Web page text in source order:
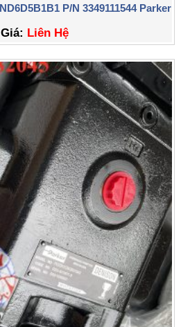
P/N 3349111544 Parker
Giá: Liên Hệ